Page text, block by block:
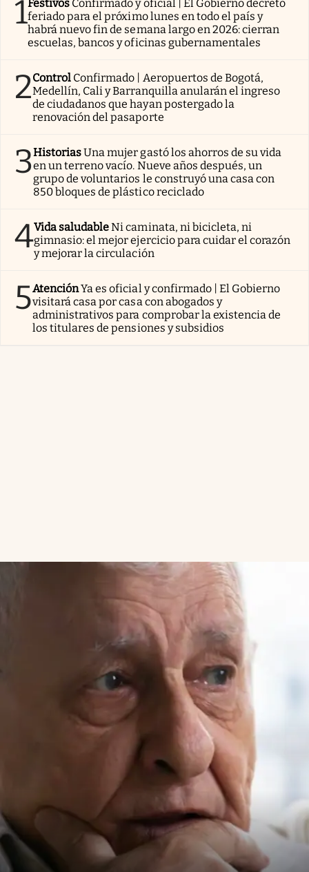
1Festivos Confirmado y oficial | El Gobierno decretó
feriado para el próximo lunes en todo el país y
habrá nuevo fin de semana largo en 2026: cierran
escuelas, bancos y oficinas gubernamentales
2Control Confirmado | Aeropuertos de Bogotá,
Medellín, Cali y Barranquilla anularán el ingreso
de ciudadanos que hayan postergado la
renovación del pasaporte
3HistoriasUna mujer gastó los ahorros de su vida
en un terreno vacío. Nueve años después, un
grupo de voluntarios le construyó una casa con
850 bloques de plástico reciclado
4Vida saludableNi caminata, ni bicicleta, ni
gimnasio: el mejor ejercicio para cuidar el corazón
y mejorar la circulación
5AtenciónYa es oficial y confirmado | El Gobierno
visitará casa por casa con abogados y
administrativos para comprobar la existencia de
los titulares de pensiones y subsidios